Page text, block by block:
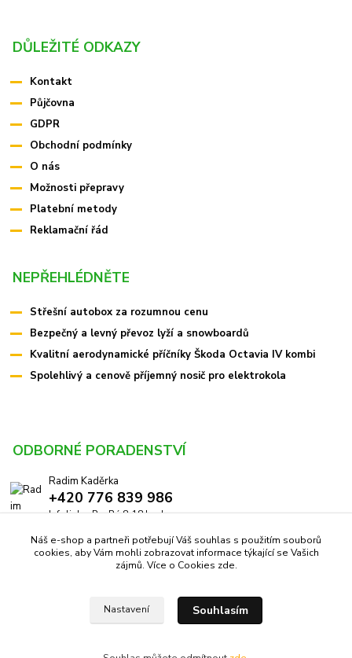
DŮLEŽITÉ ODKAZY
Kontakt
Půjčovna
GDPR
Obchodní podmínky
O nás
Možnosti přepravy
Platební metody
Reklamační řád
NEPŘEHLÉDNĚTE
Střešní autobox za rozumnou cenu
Bezpečný a levný převoz lyží a snowboardů
Kvalitní aerodynamické příčníky Škoda Octavia IV kombi
Spolehlivý a cenově příjemný nosič pro elektrokola
ODBORNÉ PORADENSTVÍ
Radim Kaděrka
+420 776 839 986
Infolinka: Po-Pá 8-18 hod.
info@pricniky.cz
Specialisté na nosiče // Webdesign
Náš e-shop a partneři potřebují Váš souhlas s použitím souborů
cookies, aby Vám mohli zobrazovat informace týkající se Vašich
zájmů. Více o Cookies zde.
Nastavení Souhlasím